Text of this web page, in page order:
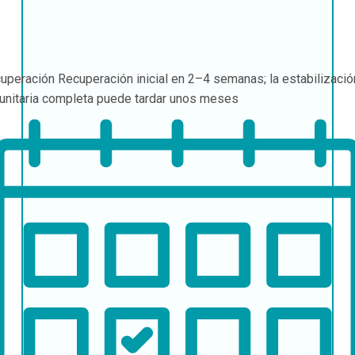
Recuperación inicial en 2–4 semanas; la
completa puede tardar unos meses